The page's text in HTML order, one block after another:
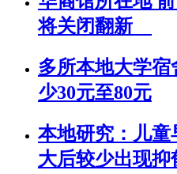
将关闭翻新
多所本地大学
少30元至80元
本地研究：儿童
大后较少出现抑